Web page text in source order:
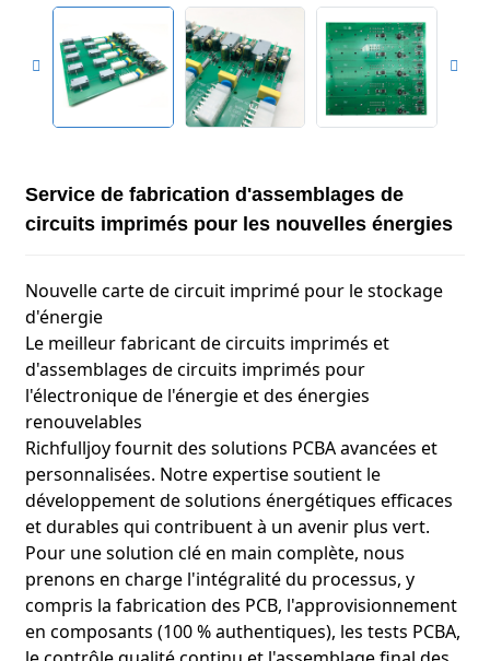
Service de fabrication d'assemblages de
circuits imprimés pour les nouvelles énergies
Nouvelle carte de circuit imprimé pour le stockage
d'énergie
Le meilleur fabricant de circuits imprimés et
d'assemblages de circuits imprimés pour
l'électronique de l'énergie et des énergies
renouvelables
Richfulljoy fournit des solutions PCBA avancées et
personnalisées. Notre expertise soutient le
développement de solutions énergétiques efficaces
et durables qui contribuent à un avenir plus vert.
Pour une solution clé en main complète, nous
prenons en charge l'intégralité du processus, y
compris la fabrication des PCB, l'approvisionnement
en composants (100 % authentiques), les tests PCBA,